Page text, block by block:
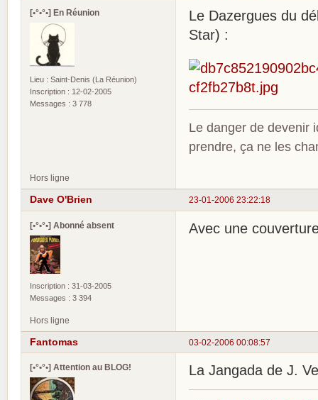
[•°•°•] En Réunion
Lieu : Saint-Denis (La Réunion)
Inscription : 12-02-2005
Messages : 3 778
Le Dazergues du
Star) :
Le danger de devenir
prendre, ça ne les
Hors ligne
23-01-2006 23:22:18
Dave O'Brien
[•°•°•] Abonné absent
Inscription : 31-03-2005
Messages : 3 394
Avec une
Hors ligne
03-02-2006 00:08:57
Fantomas
[•°•°•] Attention au BLOG! La Jangada de J.